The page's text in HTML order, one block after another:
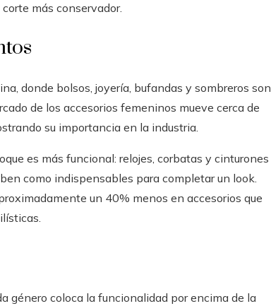
más conservador.
donde bolsos, joyería, bufandas y sombreros son
de los accesorios femeninos mueve cerca de
su importancia en la industria.
es más funcional: relojes, corbatas y cinturones
como indispensables para completar un look.
un 40% menos en accesorios que
género coloca la funcionalidad por encima de la